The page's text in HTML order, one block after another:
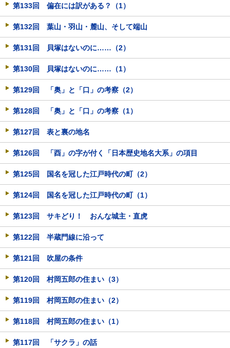
第133回 偏在には訳がある？（1）
第132回 葉山・羽山・麓山、そして端山
第131回 貝塚はないのに……（2）
第130回 貝塚はないのに……（1）
第129回 「奥」と「口」の考察（2）
第128回 「奥」と「口」の考察（1）
第127回 表と裏の地名
第126回 「酉」の字が付く「日本歴史地名大系」の項目
第125回 国名を冠した江戸時代の町（2）
第124回 国名を冠した江戸時代の町（1）
第123回 サキどり！ おんな城主・直虎
第122回 半蔵門線に沿って
第121回 吹屋の条件
第120回 村岡五郎の住まい（3）
第119回 村岡五郎の住まい（2）
第118回 村岡五郎の住まい（1）
第117回 「サクラ」の話